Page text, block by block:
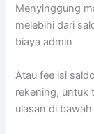
Menyinggung
melebihi dari
biaya admin
Atau fee isi
rekening, untuk
ulasan di bawah